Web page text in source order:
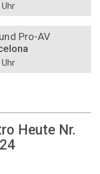
Pro-AV
Heute Nr.